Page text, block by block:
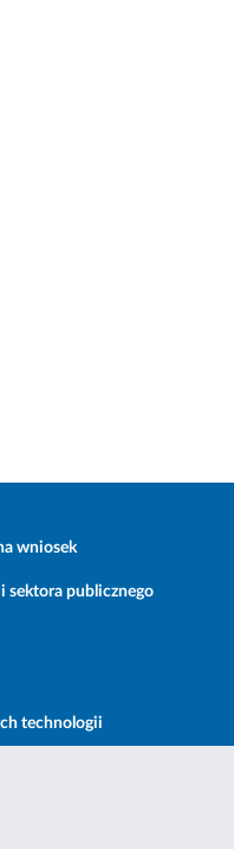
wniosek
sektora publicznego
technologii